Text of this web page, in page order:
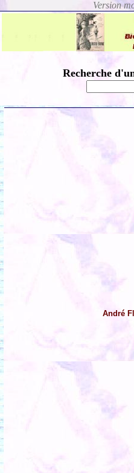
Recherche
André